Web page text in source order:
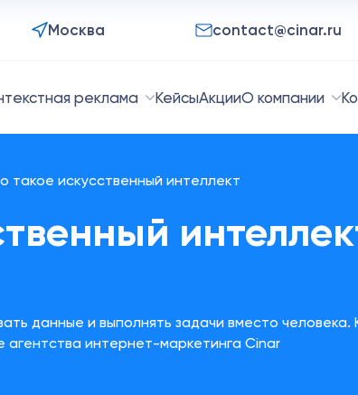
Москва contact@cinar.ru
реклама КейсыАкцииО компании
такое искусственный интеллект
данные и выполнять задачи вместо
агентства интернет-маркетинга Cinar